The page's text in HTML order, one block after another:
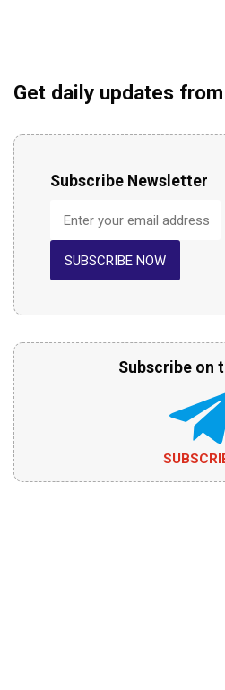
Get daily updates
Subscribe Newsletter
SUBSCRIBE NOW
Subscribe on